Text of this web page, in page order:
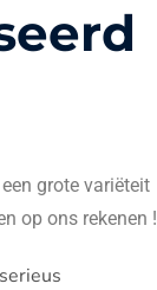
grote variëteit
op ons rekenen !